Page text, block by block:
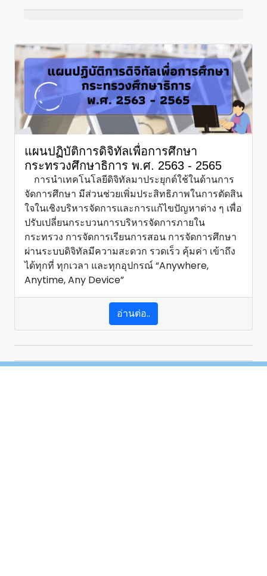
แผนปฏิบัติการดิจิทัลเพื่อการศึกษา
กระทรวงศึกษาธิการ พ.ศ. 2563 - 2565
การนำเทคโนโลยีดิจิทัลมาประยุกต์ใช้ในด้านการ
จัดการศึกษา มีส่วนช่วยเพิ่มประสิทธิภาพในการตัดสิน
ใจในเชิงบริหารจัดการและการแก้ไขปัญหาต่าง ๆ เพื่อ
ปรับเปลี่ยนกระบวนการบริหารจัดการภายใน
กระทรวง การจัดการเรียนการสอน การจัดการศึกษา
ผ่านระบบดิจิทัลมีความสะดวก รวดเร็ว คุ้มค่า เข้าถึง
ได้ทุกที่ ทุกเวลา และทุกอุปกรณ์ “Anywhere,
Anytime, Any Device”
อ่านต่อ..